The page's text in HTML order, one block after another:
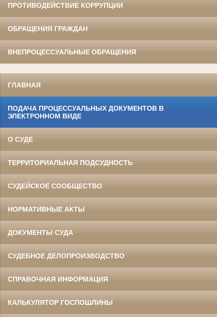
ПРОТИВОДЕЙСТВИЕ КОРРУПЦИИ
ОБРАЩЕНИЯ ГРАЖДАН
ВНЕПРОЦЕССУАЛЬНЫЕ ОБРАЩЕНИЯ
ГЛАВНАЯ
ПОДАЧА ПРОЦЕССУАЛЬНЫХ ДОКУМЕНТОВ В
ЭЛЕКТРОННОМ ВИДЕ
О СУДЕ
ТЕРРИТОРИАЛЬНАЯ ПОДСУДНОСТЬ
СУДЕЙСКОЕ СООБЩЕСТВО
НОРМАТИВНЫЕ АКТЫ
ДОКУМЕНТЫ СУДА
СУДЕБНОЕ ДЕЛОПРОИЗВОДСТВО
СПРАВОЧНАЯ ИНФОРМАЦИЯ
КАЛЬКУЛЯТОР ГОСПОШЛИНЫ